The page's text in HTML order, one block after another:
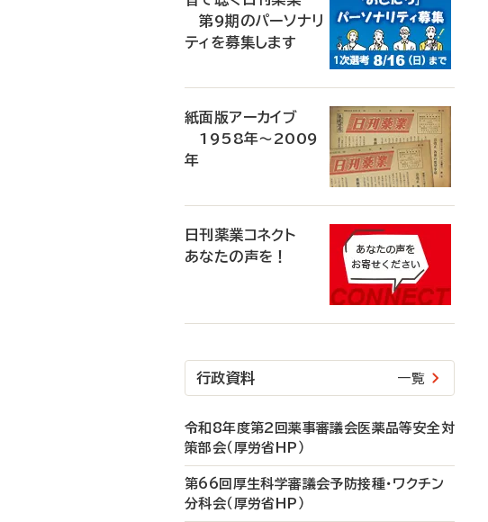
第9期のパーソナリ
ティを募集します
紙面版アーカイブ
1958年～2009
年
日刊薬業コネクト
あなたの声を！
行政資料 一覧
令和8年度第2回薬事審議会医薬品等安全対
策部会（厚労省HP）
第66回厚生科学審議会予防接種・ワクチン
分科会（厚労省HP）